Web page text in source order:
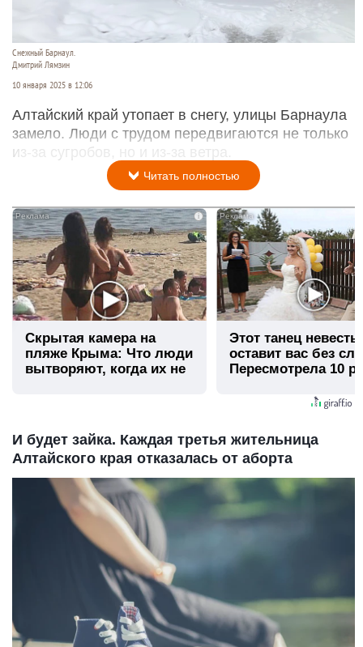
Снежный Барнаул.
Дмитрий Лямзин
10 января 2025 в 12:06
Алтайский край утопает в снегу, улицы Барнаула
замело. Люди с трудом передвигаются не только
из-за сугробов, но и из-за ветра.
Читать полностью
i
Скрытая камера на
пляже Крыма: Что люди
вытворяют, когда их не
Этот танец невесты
оставит вас без
Пересмотрела 10
И будет зайка. Каждая третья жительница
Алтайского края отказалась от аборта